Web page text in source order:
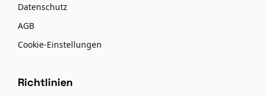
Datenschutz
AGB
Cookie-Einstellungen
Richtlinien